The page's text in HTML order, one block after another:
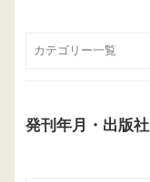
発刊年月・出版社